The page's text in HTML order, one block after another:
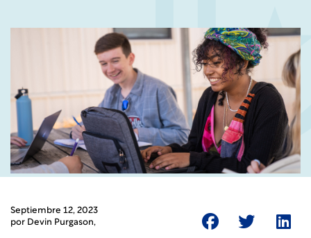
Septiembre 12, 2023
por Devin Purgason,